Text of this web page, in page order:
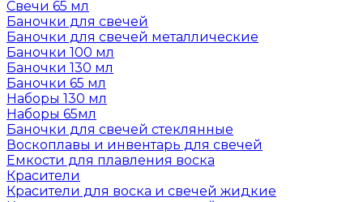
Свечи 65 мл
Баночки для свечей
Баночки для свечей металлические
Баночки 100 мл
Баночки 130 мл
Баночки 65 мл
Наборы 130 мл
Наборы 65мл
Баночки для свечей стеклянные
Воскоплавы и инвентарь для свечей
Емкости для плавления воска
Красители
Красители для воска и свечей жидкие